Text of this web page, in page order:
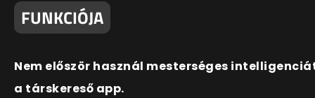
FUNKCIÓJA
Nem először használ mesterséges
a társkereső app.